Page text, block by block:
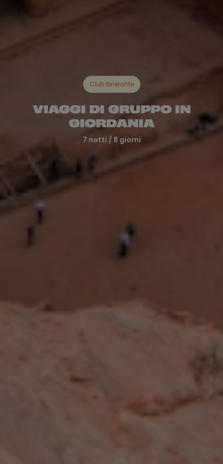
Club itinerante
VIAGGI DI GRUPPO IN
GIORDANIA
7 notti / 8 giorni